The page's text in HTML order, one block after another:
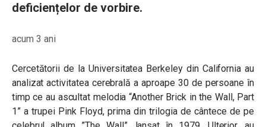
deficiențelor de vorbire.
acum 3 ani
Cercetătorii de la Universitatea Berkeley din California au
analizat activitatea cerebrală a aproape 30 de persoane în
timp ce au ascultat melodia “Another Brick in the Wall, Part
1” a trupei Pink Floyd, prima din trilogia de cântece de pe